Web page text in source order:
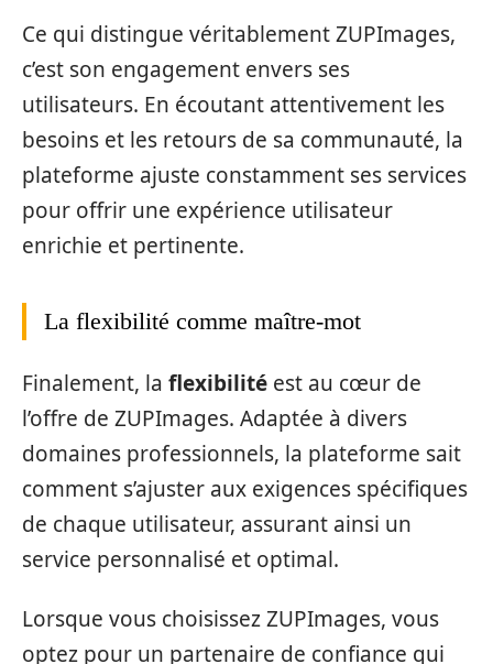
Ce qui distingue véritablement ZUPImages,
c’est son engagement envers ses
utilisateurs. En écoutant attentivement les
besoins et les retours de sa communauté, la
plateforme ajuste constamment ses services
pour offrir une expérience utilisateur
enrichie et pertinente.
La flexibilité comme maître-mot
Finalement, la flexibilité est au cœur de
l’offre de ZUPImages. Adaptée à divers
domaines professionnels, la plateforme sait
comment s’ajuster aux exigences spécifiques
de chaque utilisateur, assurant ainsi un
service personnalisé et optimal.
Lorsque vous choisissez ZUPImages, vous
optez pour un partenaire de confiance qui